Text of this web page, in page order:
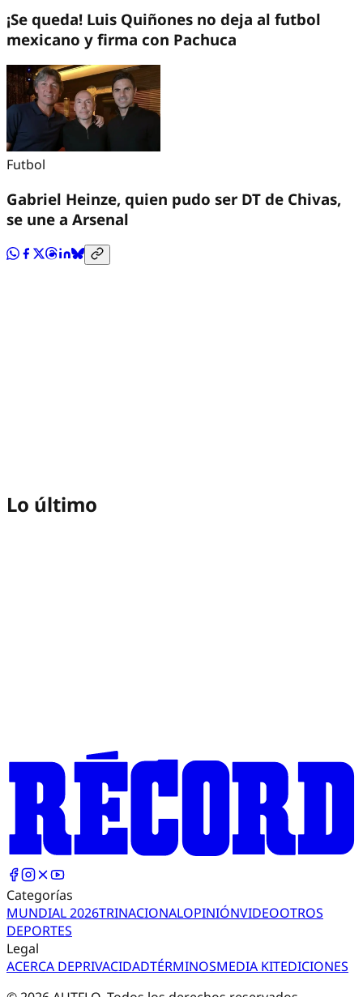
¡Se queda! Luis Quiñones no deja al futbol
mexicano y firma con Pachuca
Futbol
Gabriel Heinze, quien pudo ser DT de Chivas,
se une a Arsenal
Lo último
Categorías
MUNDIAL 2026TRINACIONALOPINIÓNVIDEOOTROS
DEPORTES
Legal
ACERCA DEPRIVACIDADTÉRMINOSMEDIA KITEDICIONES